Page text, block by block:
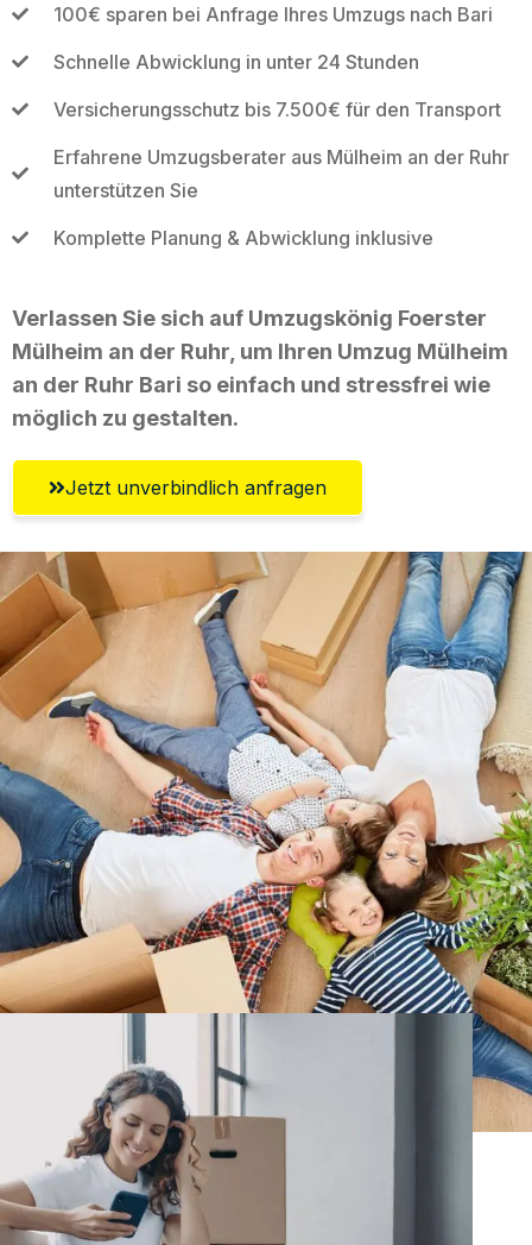
100€ sparen bei Anfrage Ihres Umzugs nach Bari
Schnelle Abwicklung in unter 24 Stunden
Versicherungsschutz bis 7.500€ für den Transport
Erfahrene Umzugsberater aus Mülheim an der Ruhr
unterstützen Sie
Komplette Planung & Abwicklung inklusive
Verlassen Sie sich auf Umzugskönig Foerster
Mülheim an der Ruhr, um Ihren Umzug Mülheim
an der Ruhr Bari so einfach und stressfrei wie
möglich zu gestalten.
Jetzt unverbindlich anfragen